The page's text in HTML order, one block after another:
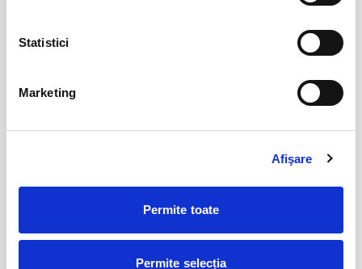
Statistici
Marketing
Afişare
Permite toate
Permite selecția
03
iul
04
iul